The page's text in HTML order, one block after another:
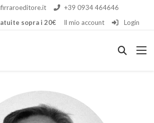
+39 0934 464646
sopra i 20€
Il mio account Login